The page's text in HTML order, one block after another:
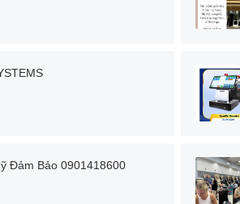
Đảm Bảo 0901418600